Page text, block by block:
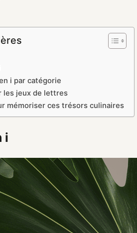
i par catégorie
les jeux de lettres
mémoriser ces trésors culinaires
i